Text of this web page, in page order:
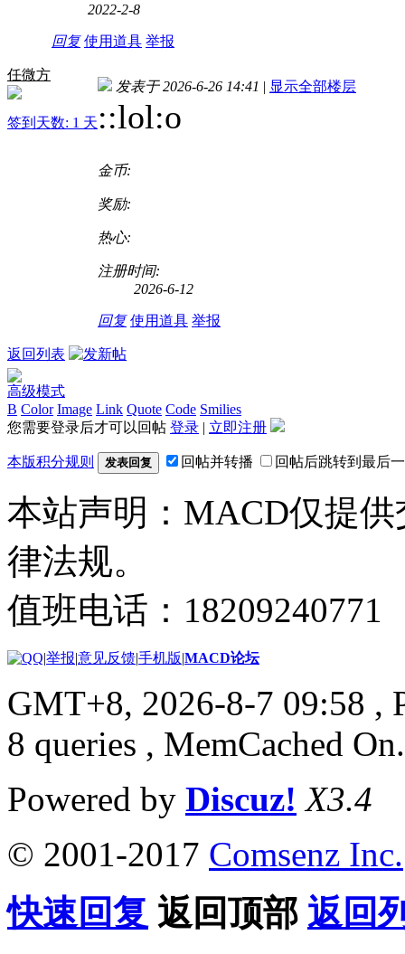
2022-2-8
回复 使用道具 举报
任微方
签到天数: 1 天
发表于 2026-6-26 14:41 | 显示全部楼层
::lol:o
金币:
奖励:
热心:
注册时间:
2026-6-12
回复 使用道具 举报
返回列表
高级模式
B Color Image Link Quote Code Smilies
您需要登录后才可以回帖 登录 | 立即注册
本版积分规则 发表回复 回帖并转播 回帖后跳转到最后
本站声明：MACD仅提
律法规。
值班电话：
|举报|意见反馈|手机版|MACD论坛
GMT+8, 2026-8-7 09:58 ,
8 queries , MemCached On.
Powered by Discuz! X3.4
© 2001-2017 Comsenz Inc.
快速回复 返回顶部 返回